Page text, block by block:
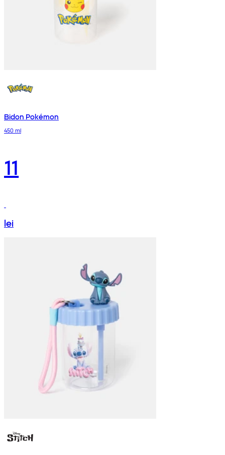
Bidon Pokémon
450 ml
11
lei